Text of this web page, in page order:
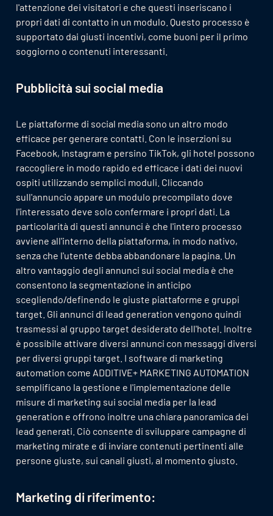
l'attenzione dei visitatori e che questi inseriscano i
propri dati di contatto in un modulo. Questo processo è
supportato dai giusti incentivi, come buoni per il primo
soggiorno o contenuti interessanti.
Pubblicità sui social media
Le piattaforme di social media sono un altro modo
efficace per generare contatti. Con le inserzioni su
Facebook, Instagram e persino TikTok, gli hotel possono
raccogliere in modo rapido ed efficace i dati dei nuovi
ospiti utilizzando semplici moduli. Cliccando
sull'annuncio appare un modulo precompilato dove
l'interessato deve solo confermare i propri dati. La
particolarità di questi annunci è che l'intero processo
avviene all'interno della piattaforma, in modo nativo,
senza che l'utente debba abbandonare la pagina. Un
altro vantaggio degli annunci sui social media è che
consentono la segmentazione in anticipo
scegliendo/definendo le giuste piattaforme e gruppi
target. Gli annunci di lead generation vengono quindi
trasmessi al gruppo target desiderato dell'hotel. Inoltre
è possibile attivare diversi annunci con messaggi diversi
per diversi gruppi target. I software di marketing
automation come ADDITIVE+ MARKETING AUTOMATION
semplificano la gestione e l'implementazione delle
misure di marketing sui social media per la lead
generation e offrono inoltre una chiara panoramica dei
lead generati. Ciò consente di sviluppare campagne di
marketing mirate e di inviare contenuti pertinenti alle
persone giuste, sui canali giusti, al momento giusto.
Marketing di riferimento: